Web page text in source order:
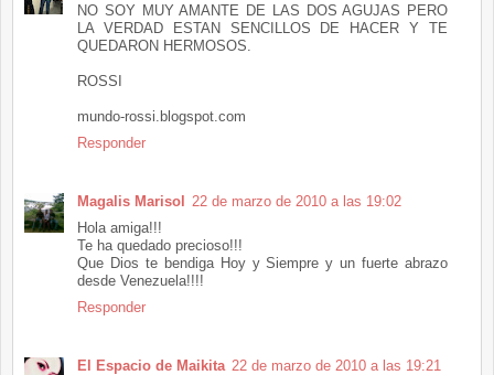
NO SOY MUY AMANTE DE LAS DOS AGUJAS PERO
LA VERDAD ESTAN SENCILLOS DE HACER Y TE
QUEDARON HERMOSOS.
ROSSI
mundo-rossi.blogspot.com
Responder
Magalis Marisol
22 de marzo de 2010 a las 19:02
Hola amiga!!!
Te ha quedado precioso!!!
Que Dios te bendiga Hoy y Siempre y un fuerte abrazo
desde Venezuela!!!!
Responder
El Espacio de Maikita 22 de marzo de 2010 a las 19:21